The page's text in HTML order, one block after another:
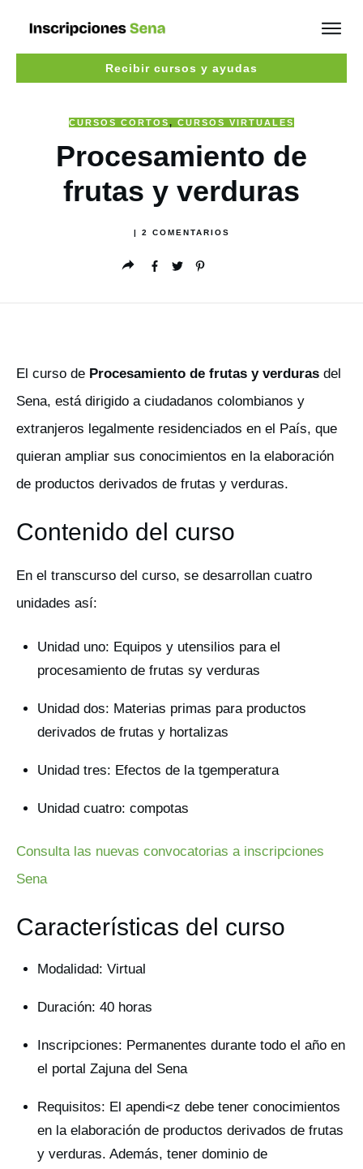
Recibir cursos y ayudas
CURSOS CORTOS, CURSOS VIRTUALES
Procesamiento de
frutas y verduras
2 COMENTARIOS
El curso de Procesamiento de frutas y verduras del
Sena, está dirigido a ciudadanos colombianos y
extranjeros legalmente residenciados en el País, que
quieran ampliar sus conocimientos en la elaboración
de productos derivados de frutas y verduras.
Contenido del curso
En el transcurso del curso, se desarrollan cuatro
unidades así:
Unidad uno: Equipos y utensilios para el
procesamiento de frutas sy verduras
Unidad dos: Materias primas para productos
derivados de frutas y hortalizas
Unidad tres: Efectos de la tgemperatura
Unidad cuatro: compotas
Consulta las nuevas convocatorias a inscripciones
Sena
Características del curso
Modalidad: Virtual
Duración: 40 horas
Inscripciones: Permanentes durante todo el año en
el portal Zajuna del Sena
Requisitos: El apendi<z debe tener conocimientos
en la elaboración de productos derivados de frutas
y verduras. Además, tener dominio de